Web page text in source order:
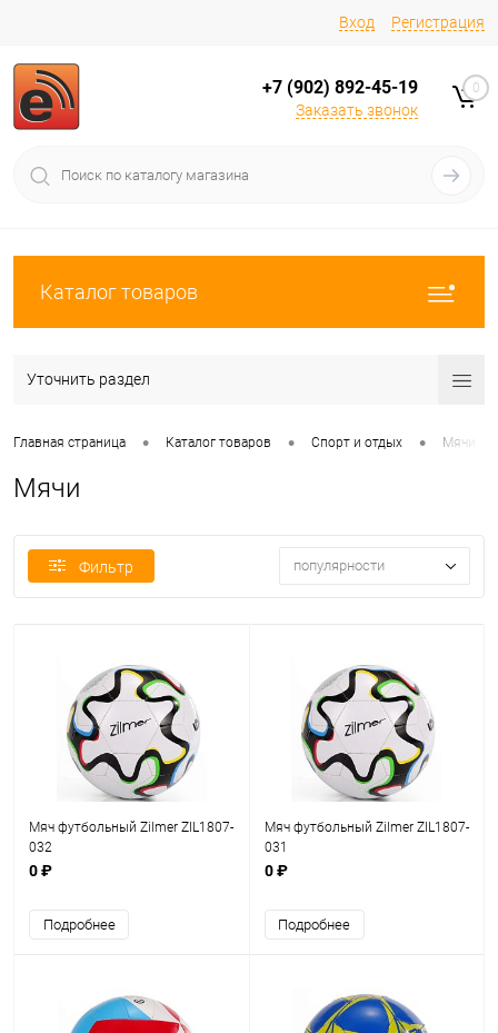
Вход Регистрация
+7 (902) 892-45-19
Заказать звонок
0
Каталог товаров
Уточнить раздел
Главная страница • Каталог товаров • Спорт и отдых • Мячи
Мячи
Фильтр популярности
Мяч футбольный Zilmer ZIL1807-
032
0 ₽
Подробнее
Мяч футбольный Zilmer ZIL1807-
031
0 ₽
Подробнее